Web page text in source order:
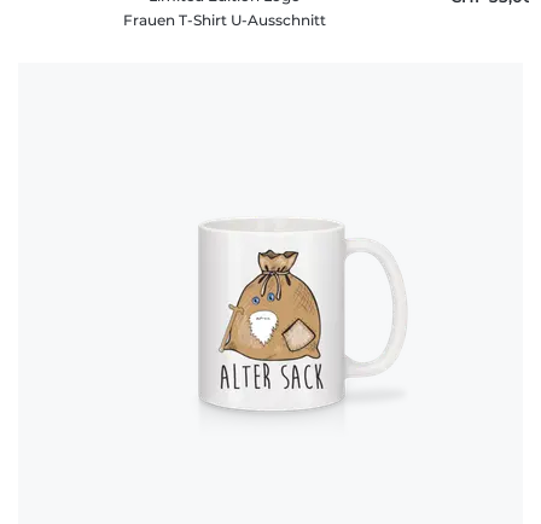
Frauen T-Shirt U-Ausschnitt